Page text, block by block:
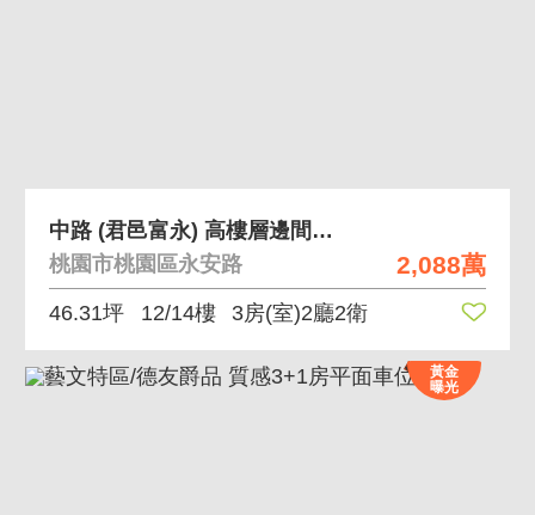
2,088萬
中路 (君邑富永) 高樓層邊間景觀3房車
桃園市桃園區永安路
46.31坪 12/14樓 3房(室)2廳2衛
黃金
曝光